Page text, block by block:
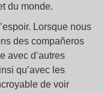
du monde.
Lorsque nous
des compañeros
avec d’autres
qu’avec les
de voir